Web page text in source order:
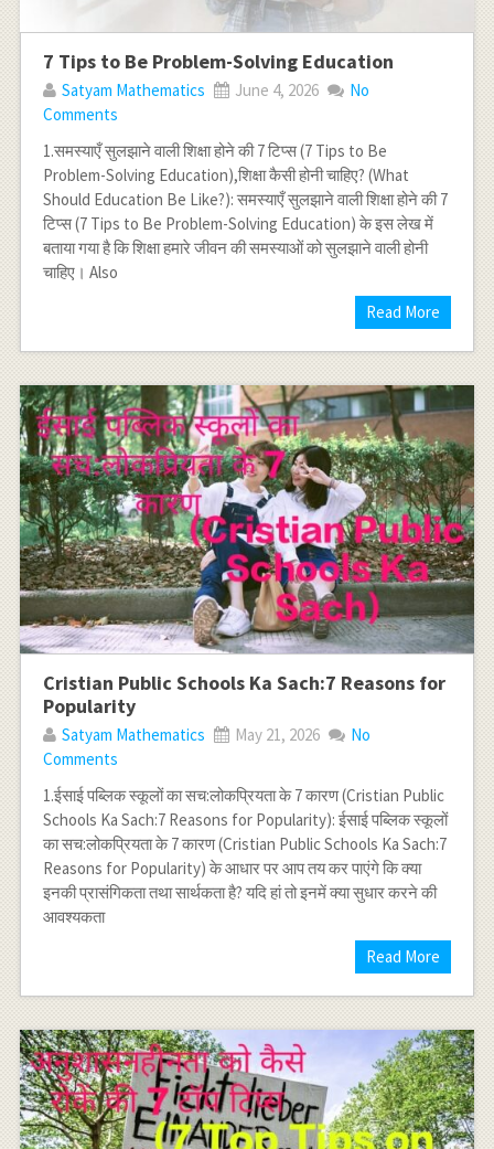
7 Tips to Be Problem-Solving Education
Satyam Mathematics June 4, 2026
No
Comments
1.समस्याएँ सुलझाने वाली शिक्षा होने की 7 टिप्स (7 Tips to Be
Problem-Solving Education),शिक्षा कैसी होनी चाहिए? (What
Should Education Be Like?): समस्याएँ सुलझाने वाली शिक्षा होने की 7
टिप्स (7 Tips to Be Problem-Solving Education) के इस लेख में
बताया गया है कि शिक्षा हमारे जीवन की समस्याओं को सुलझाने वाली होनी
चाहिए। Also
Read More
Cristian Public Schools Ka Sach:7 Reasons for
Popularity
Satyam Mathematics May 21, 2026
No
Comments
1.ईसाई पब्लिक स्कूलों का सच:लोकप्रियता के 7 कारण (Cristian Public
Schools Ka Sach:7 Reasons for Popularity): ईसाई पब्लिक स्कूलों
का सच:लोकप्रियता के 7 कारण (Cristian Public Schools Ka Sach:7
Reasons for Popularity) के आधार पर आप तय कर पाएंगे कि क्या
इनकी प्रासंगिकता तथा सार्थकता है? यदि हां तो इनमें क्या सुधार करने की
आवश्यकता
Read More